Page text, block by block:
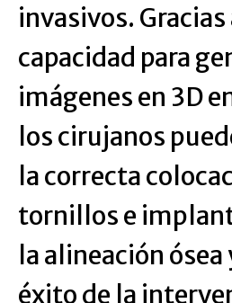
invasivos. Gracias
capacidad para
imágenes en 3D
los cirujanos
la correcta
tornillos e
la alineación ósea
éxito de la